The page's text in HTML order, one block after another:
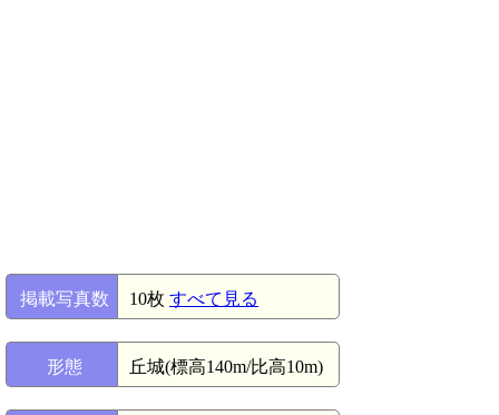
掲載写真数 10枚 すべて見る
形態 丘城(標高140m/比高10m)